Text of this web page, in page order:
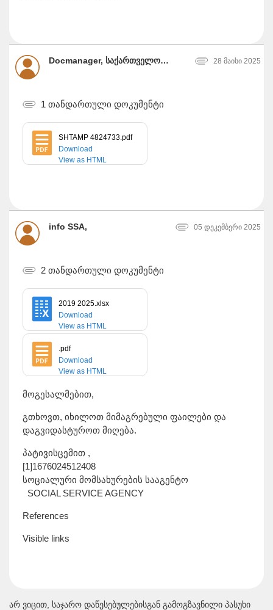
Docmanager, საქართველოს ოკუპირებული ტერიტორიებიდან დევნილთა, შრომის, ჯანმრთელობისა და სოციალური დაცვის სამინისტრო 28 მაისი 2025
1 თანდართული დოკუმენტი
SHTAMP 4824733.pdf
Download
View as HTML
info SSA, 05 დეკემბერი 2025
2 თანდართული დოკუმენტი
2019 2025.xlsx
Download
View as HTML
.pdf
Download
View as HTML
მოგესალმებით,
გთხოვთ, იხილოთ მიმაგრებული ფაილები და
დაგვიდასტუროთ მიღება.
პატივისცემით ,
[1]1676024512408
სოციალური მომსახურების სააგენტო
SOCIAL SERVICE AGENCY
References
Visible links
არ ვიცით, საჯარო დაწესებულებისგან გამოგზავნილი პასუხი